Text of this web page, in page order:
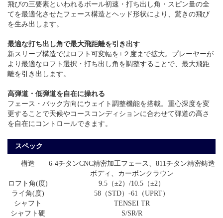
飛びの三要素といわれるボール初速・打ち出し角・スピン量の全
てを最適化させたフェース構造とヘッド形状により、驚きの飛び
を生み出します。
最適な打ち出し角で最大飛距離を引き出す
新スリーブ構造ではロフト可変幅を±２度まで拡大。プレーヤーが
より最適なロフト選択・打ち出し角を調整することで、最大飛距
離を引き出します。
高弾道・低弾道を自在に操れる
フェース・バック方向にウェイト調整機能を搭載。重心深度を変
更することで天候やコースコンディションに合わせて弾道の高さ
を自在にコントロールできます。
スペック
構造
6-4チタンCNC精密加工フェース、811チタン精密鋳造
ボディ、カーボンクラウン
ロフト角(度)
9.5（±2）/10.5（±2）
ライ角(度)
58（STD）-61（UPRT）
シャフト
TENSEI TR
シャフト硬
S/SR/R